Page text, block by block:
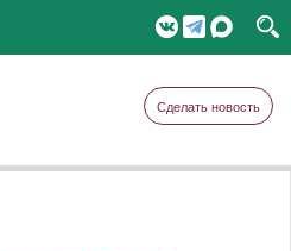
Сделать новость